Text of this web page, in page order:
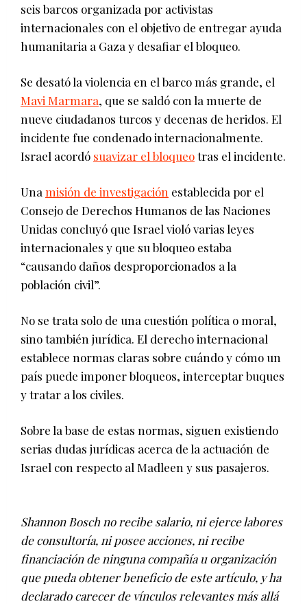
seis barcos organizada por activistas
internacionales con el objetivo de entregar ayuda
humanitaria a Gaza y desafiar el bloqueo.
Se desató la violencia en el barco más grande, el
Mavi Marmara, que se saldó con la muerte de
nueve ciudadanos turcos y decenas de heridos. El
incidente fue condenado internacionalmente.
Israel acordó suavizar el bloqueotras el incidente.
Una misión de investigación establecida por el
Consejo de Derechos Humanos de las Naciones
Unidas concluyó que Israel violó varias leyes
internacionales y que su bloqueo estaba
“causando daños desproporcionados a la
población civil”.
No se trata solo de una cuestión política o moral,
sino también jurídica. El derecho internacional
establece normas claras sobre cuándo y cómo un
país puede imponer bloqueos, interceptar buques
y tratar a los civiles.
Sobre la base de estas normas, siguen existiendo
serias dudas jurídicas acerca de la actuación de
Israel con respecto al Madleen y sus pasajeros.
Shannon Bosch no recibe salario, ni ejerce labores
de consultoría, ni posee acciones, ni recibe
financiación de ninguna compañía u organización
que pueda obtener beneficio de este artículo, y ha
declarado carecer de vínculos relevantes más allá